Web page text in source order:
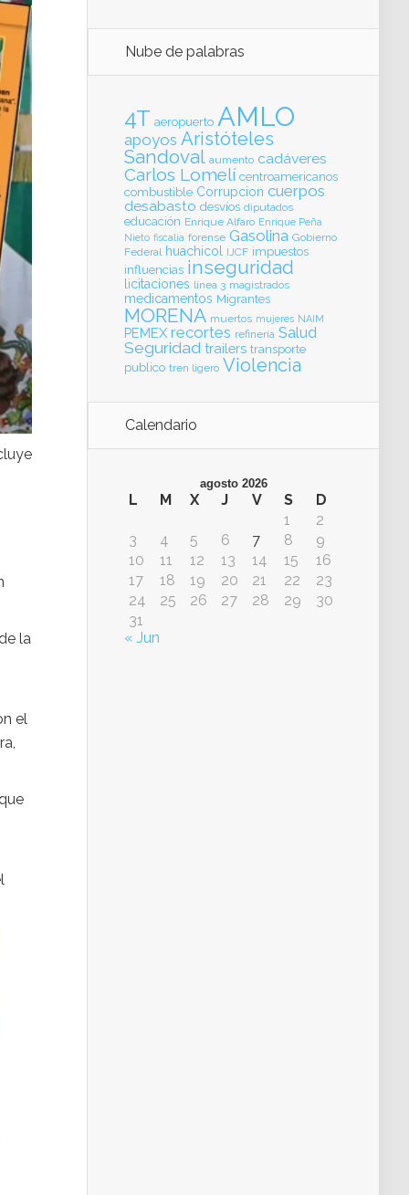
la
el
Nube de palabras
4T aeropuerto AMLO
apoyos Aristóteles
Sandoval aumento cadáveres
Carlos Lomelí centroamericanos
combustible Corrupcion cuerpos
desabasto desvíos diputados
educación Enrique Alfaro Enrique Peña
Nieto fiscalia forense Gasolina Gobierno
Federal huachicol IJCF impuestos
influencias inseguridad
licitaciones línea 3 magistrados
medicamentos Migrantes
MORENA muertos mujeres NAIM
PEMEX recortes refinería Salud
Seguridad trailers transporte
publico tren ligero Violencia
Calendario
agosto 2026
L M X J V S
D
1
2
3
4 5 6 7 8
9
10
11 12 13 14 15
16
17
18 19 20 21 22
23
24
25 26 27 28 29
30
31
« Jun